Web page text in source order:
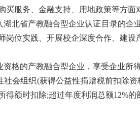
买服务、金融支持、用地政策等方
北省产教融合型企业认证目录的企
岗位实践、开展校企深度合作、建
资格的产教融合型企业，享受企业所
社会组织(获得公益性捐赠税前扣除
得额时扣除;超过年度利润总额12%